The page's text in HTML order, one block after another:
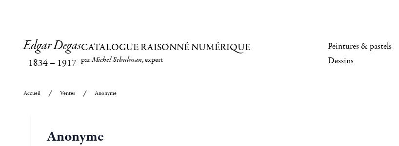
Edgar Degas
1834– 1917
CATALOGUE RAISONNÉ NUMÉRIQUE
parMichel Schulman, expert
Peintures & pastels
Dessins
Accueil Ventes Anonyme
Anonyme